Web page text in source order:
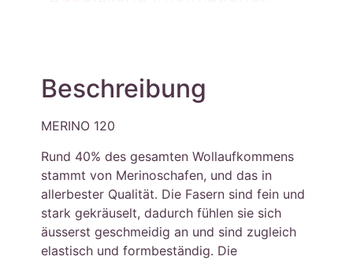
Beschreibung
MERINO 120
Rund 40% des gesamten Wollaufkommens
stammt von Merinoschafen, und das in
allerbester Qualität. Die Fasern sind fein und
stark gekräuselt, dadurch fühlen sie sich
äusserst geschmeidig an und sind zugleich
elastisch und formbeständig. Die